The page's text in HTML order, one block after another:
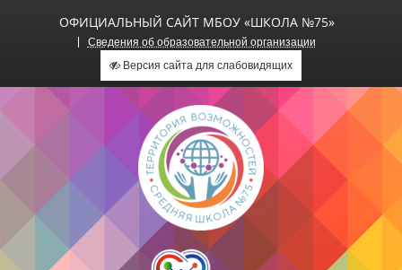
ОФИЦИАЛЬНЫЙ САЙТ МБОУ «ШКОЛА №75»
Сведения об образовательной организации
Версия сайта для слабовидящих
Официальный сайт МБОУ